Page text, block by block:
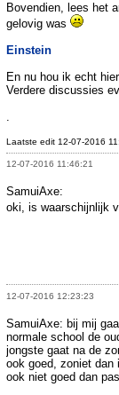
Bovendien, lees het
gelovig was
Einstein
En nu hou ik echt
Verdere discussies
.
Laatste edit 12-07-2016
12-07-2016 11:46:21
SamuiAxe:
oki, is waarschijnlijk
12-07-2016 12:23:23
SamuiAxe: bij mij
normale school de
jongste gaat na de
ook goed, zoniet dan
ook niet goed dan